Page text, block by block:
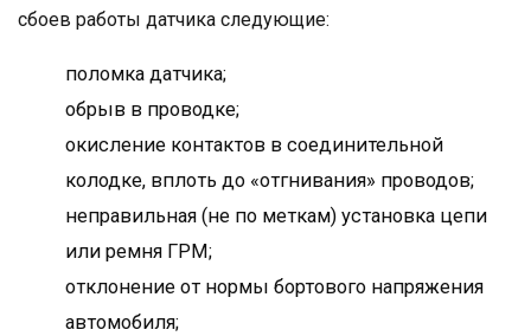
сбоев работы датчика следующие:
поломка датчика;
обрыв в проводке;
окисление контактов в соединительной
колодке, вплоть до «отгнивания» проводов;
неправильная (не по меткам) установка цепи
или ремня ГРМ;
отклонение от нормы бортового напряжения
автомобиля;